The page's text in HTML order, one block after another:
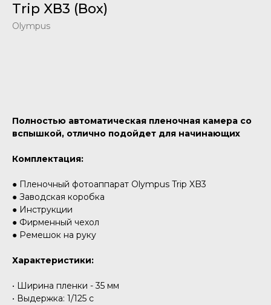
Trip XB3 (Box)
Olympus
Полностью автоматическая пленочная камера со
вспышкой, отлично подойдет для начинающих
Комплектация:
● Пленочный фотоаппарат Olympus Trip XB3
● Заводская коробка
● Инструкции
● Фирменный чехол
● Ремешок на руку
Характеристики:
• Ширина пленки - 35 мм
• Выдержка: 1/125 с